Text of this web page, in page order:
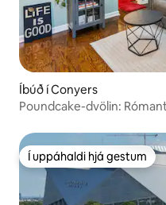
Íbúð í Conyers
Poundcake-dvölin:
Í uppáhaldi hjá gestum
Í uppáhaldi hjá gestum